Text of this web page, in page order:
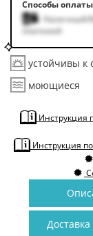
Способы
Наличный/
платежей
устойчивы к
моющиеся
Инструкция
Инструкция